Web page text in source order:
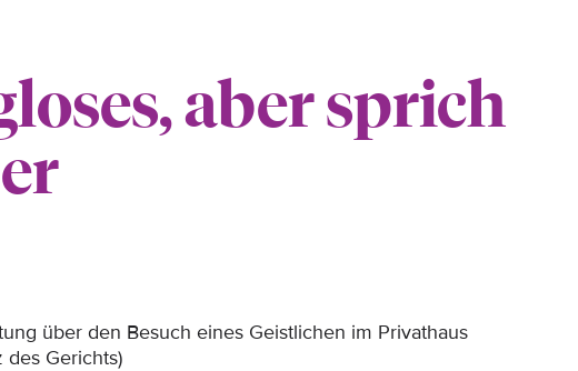
aber sprich
über den Besuch eines Geistlichen im Privathaus
des Gerichts)